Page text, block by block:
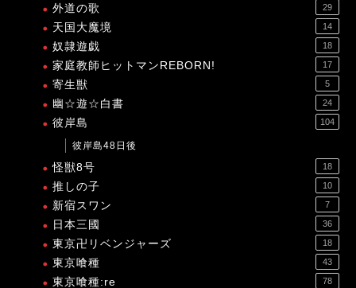
外道の歌 29
天国大魔境 14
奴隷遊戯 18
家庭教師ヒットマンREBORN! 17
寄生獣 5
幽☆遊☆白書 24
彼岸島 104
彼岸島48日後
怪獣8号 18
推しの子 10
新宿スワン 7
日本三國 36
東京卍リベンジャーズ 18
東京喰種 43
東京喰種:re 78